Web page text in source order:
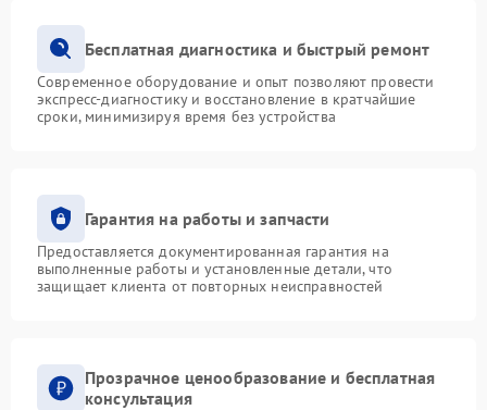
Бесплатная диагностика и быстрый ремонт
Современное оборудование и опыт позволяют провести
экспресс-диагностику и восстановление в кратчайшие
сроки, минимизируя время без устройства
Гарантия на работы и запчасти
Предоставляется документированная гарантия на
выполненные работы и установленные детали, что
защищает клиента от повторных неисправностей
Прозрачное ценообразование и бесплатная
консультация